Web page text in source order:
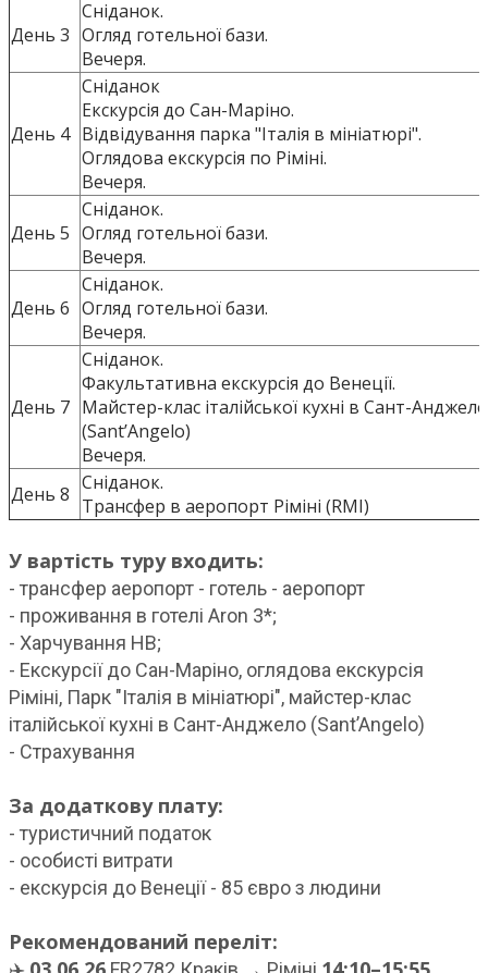
День 3
Сніданок.
Огляд готельної бази.
Вечеря.
День 4
Сніданок
Екскурсія до Сан-Маріно.
Відвідування парка "Італія в мініатюрі".
Оглядова екскурсія по Ріміні.
Вечеря.
День 5
Сніданок.
Огляд готельної бази.
Вечеря.
День 6
Сніданок.
Огляд готельної бази.
Вечеря.
День 7
Сніданок.
Факультативна екскурсія до Венеції.
Майстер-клас італійської кухні в Сант-Анджело
(Sant’Angelo)
Вечеря.
День 8 Сніданок.
Трансфер в аеропорт Ріміні (RMI)
У вартість туру входить:
- трансфер аеропорт - готель - аеропорт
- проживання в готелі Aron 3*;
- Харчування HВ;
- Екскурсії до Сан-Маріно, оглядова екскурсія
Ріміні, Парк "Італія в мініатюрі", майстер-клас
італійської кухні в Сант-Анджело (Sant’Angelo)
- Страхування
За додаткову плату:
- туристичний податок
- особисті витрати
- екскурсія до Венеції - 85 євро з людини
Рекомендований переліт: